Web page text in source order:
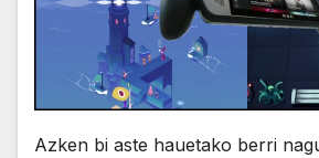
Azken bi aste hauetako berri